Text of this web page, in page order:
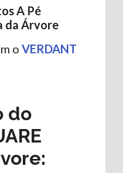
A Pé
da Árvore
o VERDANT
do
: